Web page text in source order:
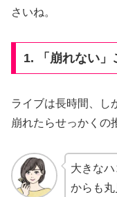
さいね。
1. 「崩れない」
ライブは長時間、し
崩れたらせっかくの
大きな
からも丸